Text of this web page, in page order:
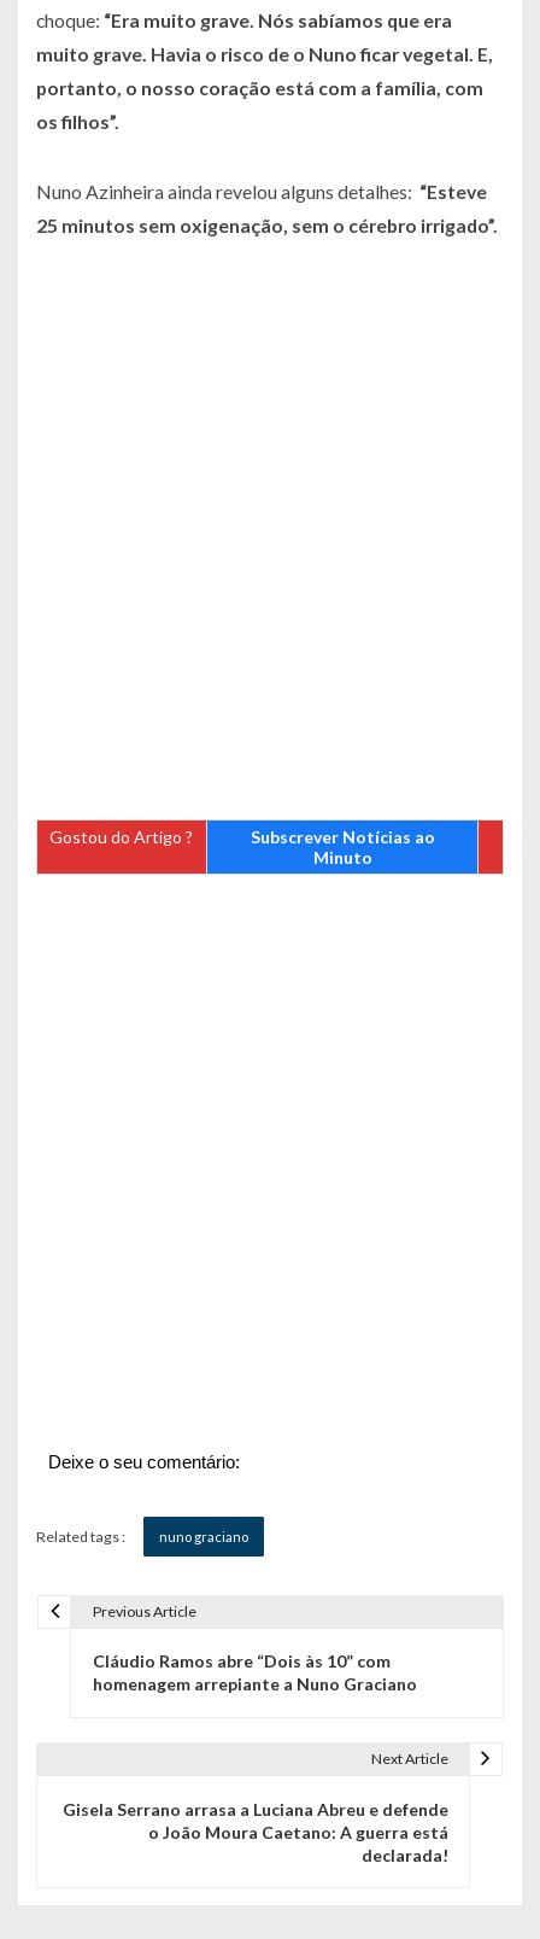
choque: “Era muito grave. Nós sabíamos que era
muito grave. Havia o risco de o Nuno ficar vegetal. E,
portanto, o nosso coração está com a família, com
os filhos”.
Nuno Azinheira ainda revelou alguns detalhes: “Esteve
25 minutos sem oxigenação, sem o cérebro irrigado”.
Gostou do Artigo ?
Subscrever Notícias ao
Minuto
Deixe o seu comentário:
Related tags : nuno graciano
Previous Article
Cláudio Ramos abre “Dois às 10” com
homenagem arrepiante a Nuno Graciano
Next Article
Gisela Serrano arrasa a Luciana Abreu e defende
o João Moura Caetano: A guerra está
declarada!